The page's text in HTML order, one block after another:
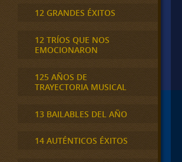
12 GRANDES ÉXITOS
12 TRÍOS QUE NOS
EMOCIONARON
125 AÑOS DE
TRAYECTORIA MUSICAL
13 BAILABLES DEL AÑO
14 AUTÉNTICOS ÉXITOS